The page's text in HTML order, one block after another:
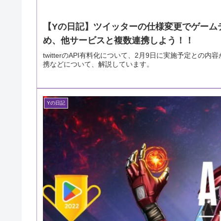
【Yの日記】ツイッターの仕様変更でゲー
め、他サービスと複数連携しよう！！
twitterのAPI有料化について、2月9日に実施予定との内
携などについて、解説しています。
Yの日記